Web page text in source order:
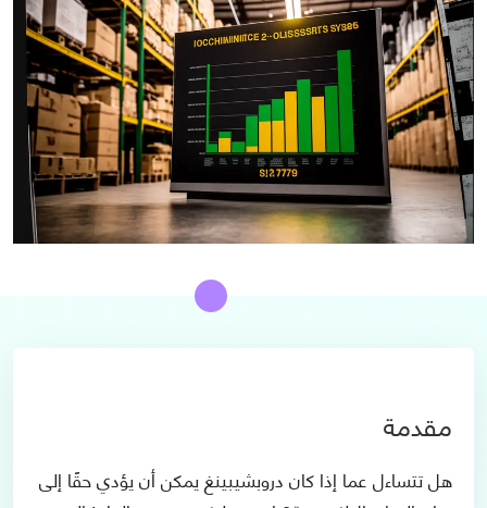
مقدمة
هل تتساءل عما إذا كان دروبشيبينغ يمكن أن يؤدي حقًا إلى